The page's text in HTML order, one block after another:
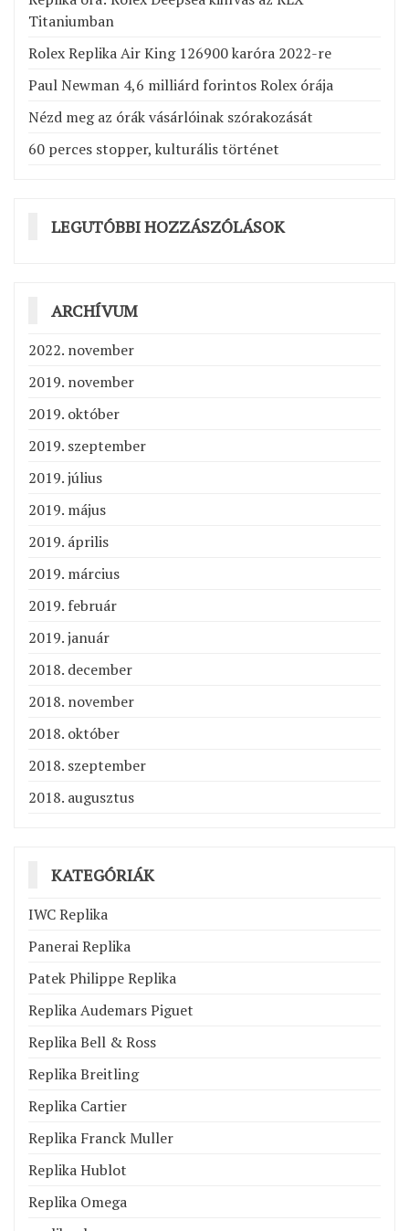
Titaniumban
Rolex Replika Air King 126900 karóra 2022-re
Paul Newman 4,6 milliárd forintos Rolex órája
Nézd meg az órák vásárlóinak szórakozását
60 perces stopper, kulturális történet
LEGUTÓBBI HOZZÁSZÓLÁSOK
ARCHÍVUM
2022. november
2019. november
2019. október
2019. szeptember
2019. július
2019. május
2019. április
2019. március
2019. február
2019. január
2018. december
2018. november
2018. október
2018. szeptember
2018. augusztus
KATEGÓRIÁK
IWC Replika
Panerai Replika
Patek Philippe Replika
Replika Audemars Piguet
Replika Bell & Ross
Replika Breitling
Replika Cartier
Replika Franck Muller
Replika Hublot
Replika Omega